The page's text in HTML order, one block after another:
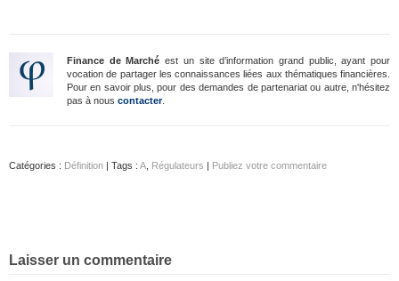
Finance de Marché est un site d’information grand public, ayant pour
vocation de partager les connaissances liées aux thématiques financières.
Pour en savoir plus, pour des demandes de partenariat ou autre, n'hésitez
pas à nous contacter.
Catégories : Définition | Tags : A Régulateurs | Publiez votre commentaire
Laisser un commentaire